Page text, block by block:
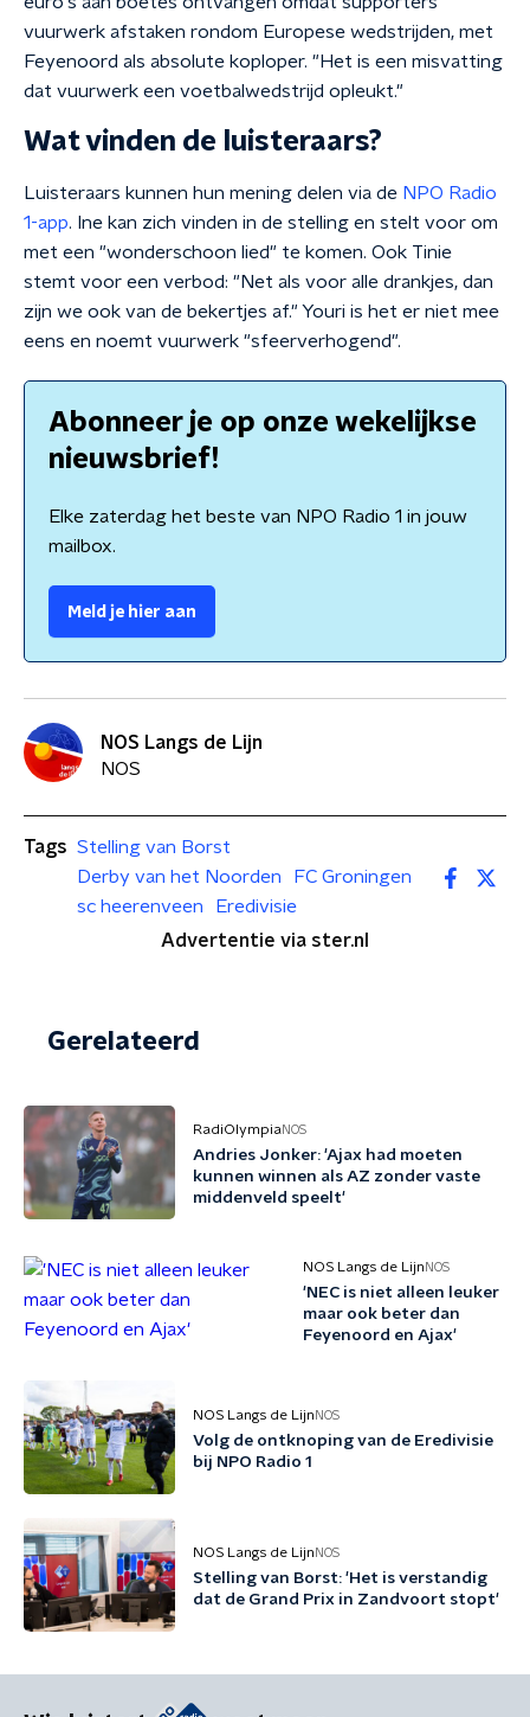
vuurwerk afstaken rondom Europese wedstrijden, met
Feyenoord als absolute koploper. "Het is een misvatting
dat vuurwerk een voetbalwedstrijd opleukt."
Wat vinden de luisteraars?
Luisteraars kunnen hun mening delen via de NPO Radio
1-app. Ine kan zich vinden in de stelling en stelt voor om
met een "wonderschoon lied" te komen. Ook Tinie
stemt voor een verbod: "Net als voor alle drankjes, dan
zijn we ook van de bekertjes af." Youri is het er niet mee
eens en noemt vuurwerk "sfeerverhogend".
Abonneer je op onze wekelijkse
nieuwsbrief!
Elke zaterdag het beste van NPO Radio 1 in jouw
mailbox.
Meld je hier aan
NOS Langs de Lijn
NOS
Tags Stelling van Borst
Derby van het Noorden
FC Groningen
sc heerenveen
Eredivisie
Advertentie via ster.nl
Gerelateerd
RadiOlympia NOS
Andries Jonker: 'Ajax had moeten
kunnen winnen als AZ zonder vaste
middenveld speelt'
NOS Langs de Lijn NOS
'NEC is niet alleen leuker
maar ook beter dan
Feyenoord en Ajax'
NOS Langs de Lijn NOS
Volg de ontknoping van de Eredivisie
bij NPO Radio 1
NOS Langs de Lijn NOS
Stelling van Borst: 'Het is verstandig
dat de Grand Prix in Zandvoort stopt'